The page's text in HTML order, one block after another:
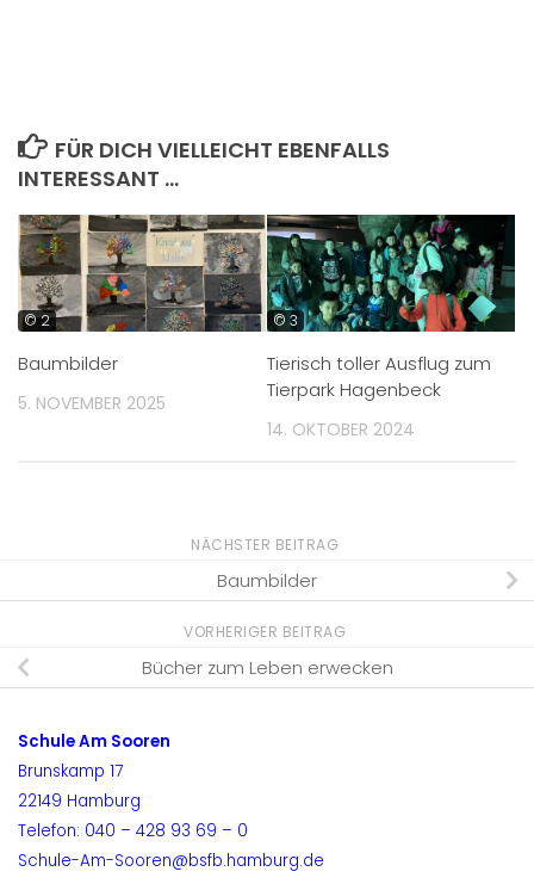
FÜR DICH VIELLEICHT EBENFALLS
INTERESSANT …
© 2
Baumbilder
5. NOVEMBER 2025
© 3
Tierisch toller Ausflug zum
Tierpark Hagenbeck
14. OKTOBER 2024
NÄCHSTER BEITRAG
Baumbilder
VORHERIGER BEITRAG
Bücher zum Leben erwecken
Schule Am Sooren
Brunskamp 17
22149 Hamburg
Telefon: 040 – 428 93 69 – 0
Schule-Am-Sooren@bsfb.hamburg.de